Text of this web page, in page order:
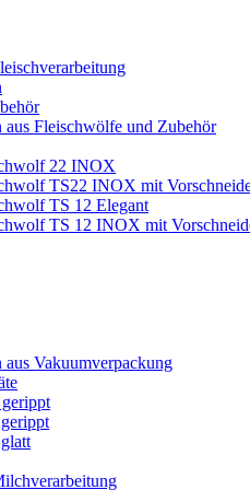
aus Fleischwölfe und Zubehör
22 INOX
TS22 INOX mit
TS 12 Elegant
TS 12 INOX mit
aus Vakuumverpackung